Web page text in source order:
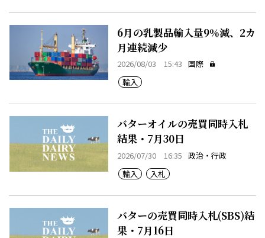
6月の乳製品輸入量9％減、2カ
月連続減少
2026/08/03 15:43 国際
輸入
バターオイルの売買同時入札
結果・7月30日
2026/07/30 16:35 政治・行政
輸入
入札
バターの売買同時入札(SBS)結
果・7月16日